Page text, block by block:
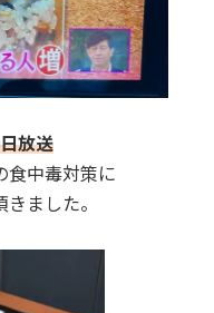
放送
食中毒対策に
ました。